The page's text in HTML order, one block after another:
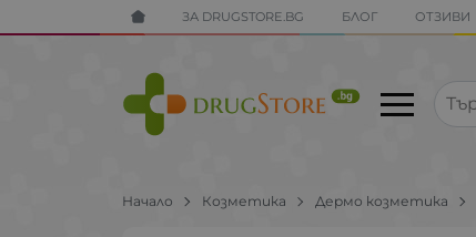
ЗА DRUGSTORE.BG БЛОГ ОТЗИВИ
Начало Козметика Дермо козметика